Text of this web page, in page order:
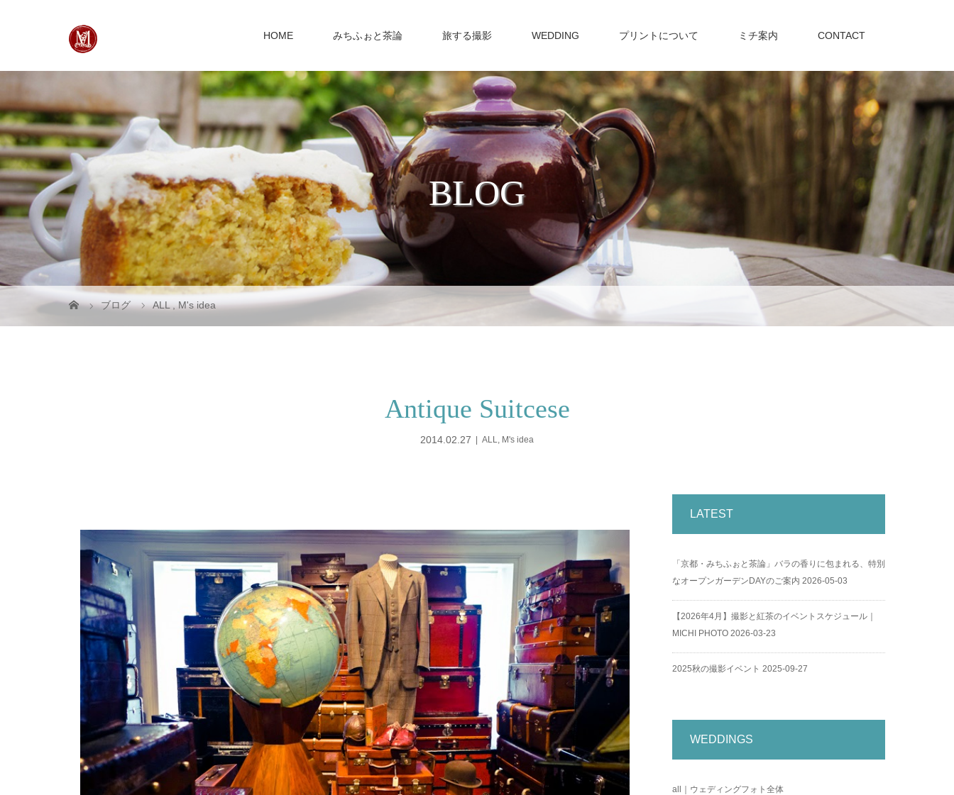
HOME みちふぉと茶論 旅する撮影 WEDDING プリントについて ミチ案内 CONTACT
BLOG
ブログ ALL ,M's idea
Antique Suitcese
2014.02.27 ALL, M's idea
LATEST
「京都・みちふぉと茶論」バラの香りに包まれる、特別
なオープンガーデンDAYのご案内 2026-05-03
【2026年4月】撮影と紅茶のイベントスケジュール｜
MICHI PHOTO 2026-03-23
2025秋の撮影イベント 2025-09-27
WEDDINGS
all｜ウェディングフォト全体